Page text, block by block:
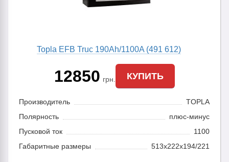
Topla EFB Truc 190Ah/1100A (491 612)
12850 грн. КУПИТЬ
Производитель
TOPLA
Полярность
плюс-минус
Пусковой ток
1100
Габаритные размеры
513x222x194/221